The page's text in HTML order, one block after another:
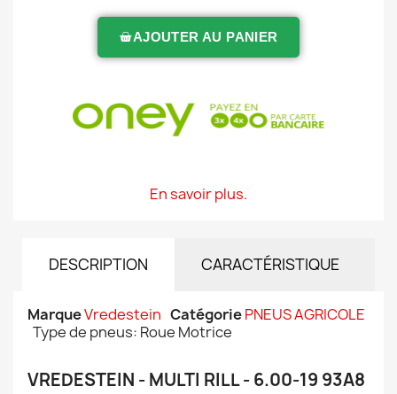
AJOUTER AU PANIER
En savoir plus.
DESCRIPTION CARACTÉRISTIQUE
MarqueVredestein CatégoriePNEUS AGRICOLE
Type de pneus: Roue Motrice
VREDESTEIN - MULTI RILL - 6.00-19 93A8